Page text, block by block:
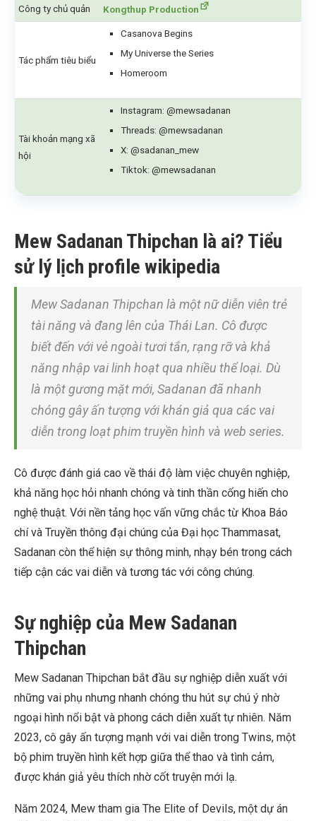
Công ty chủ quản Kongthup Production
Tác phẩm tiêu biểu
Casanova Begins
My Universe the Series
Homeroom
Tài khoản mạng xã
hội
Instagram: @mewsadanan
Threads: @mewsadanan
X: @sadanan_mew
Tiktok: @mewsadanan
Mew Sadanan Thipchan là ai? Tiểu
sử lý lịch profile wikipedia
Mew Sadanan Thipchan là một nữ diễn viên trẻ
tài năng và đang lên của Thái Lan. Cô được
biết đến với vẻ ngoài tươi tắn, rạng rỡ và khả
năng nhập vai linh hoạt qua nhiều thể loại. Dù
là một gương mặt mới, Sadanan đã nhanh
chóng gây ấn tượng với khán giả qua các vai
diễn trong loạt phim truyền hình và web series.
Cô được đánh giá cao về thái độ làm việc chuyên nghiệp,
khả năng học hỏi nhanh chóng và tinh thần cống hiến cho
nghệ thuật. Với nền tảng học vấn vững chắc từ Khoa Báo
chí và Truyền thông đại chúng của Đại học Thammasat,
Sadanan còn thể hiện sự thông minh, nhạy bén trong cách
tiếp cận các vai diễn và tương tác với công chúng.
Sự nghiệp của Mew Sadanan
Thipchan
Mew Sadanan Thipchan bắt đầu sự nghiệp diễn xuất với
những vai phụ nhưng nhanh chóng thu hút sự chú ý nhờ
ngoại hình nổi bật và phong cách diễn xuất tự nhiên. Năm
2023, cô gây ấn tượng mạnh với vai diễn trong Twins, một
bộ phim truyền hình kết hợp giữa thể thao và tình cảm,
được khán giả yêu thích nhờ cốt truyện mới lạ.
Năm 2024, Mew tham gia The Elite of Devils, một dự án